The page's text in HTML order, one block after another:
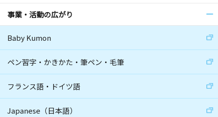
事業・活動の広がり
Baby Kumon
ペン習字・かきかた・筆ペン・毛筆
フランス語・ドイツ語
Japanese（日本語）